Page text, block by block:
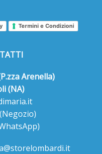
Termini e Condizioni
Arenella)
(NA)
(Negozio)